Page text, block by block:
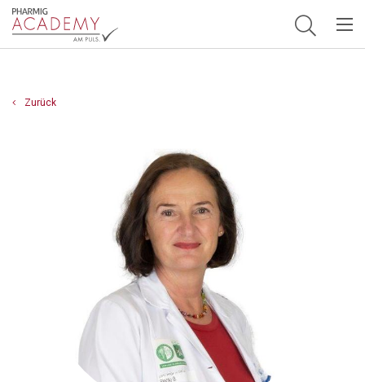
Hauptnavigation
Zurück